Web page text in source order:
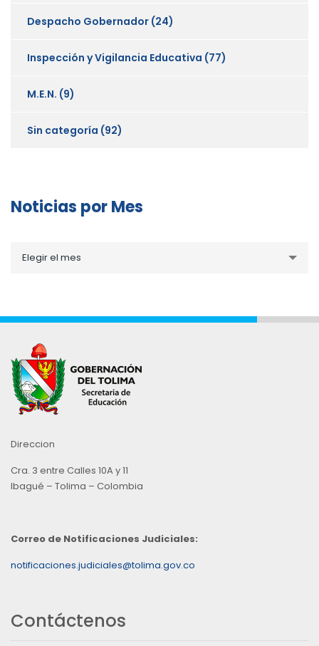
Despacho Gobernador (24)
Inspección y Vigilancia Educativa (77)
M.E.N. (9)
Sin categoría (92)
Noticias por Mes
porElegir el mes
Direccion
Cra. 3 entre Calles 10A y 11
Ibagué – Tolima – Colombia
Correo de Notificaciones Judiciales:
notificaciones.judiciales@tolima.gov.co
Contáctenos